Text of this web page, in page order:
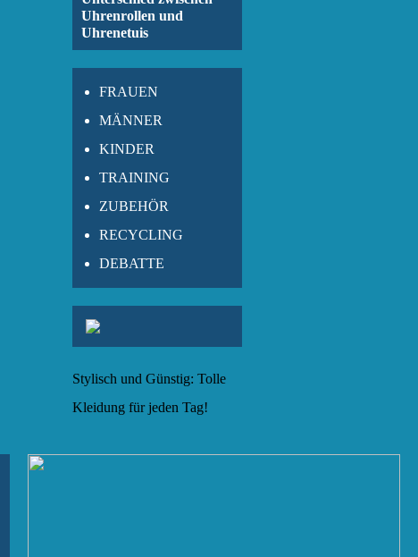
Uhrenrollen und
Uhrenetuis
FRAUEN
MÄNNER
KINDER
TRAINING
ZUBEHÖR
RECYCLING
DEBATTE
Stylisch und Günstig: Tolle
Kleidung für jeden Tag!